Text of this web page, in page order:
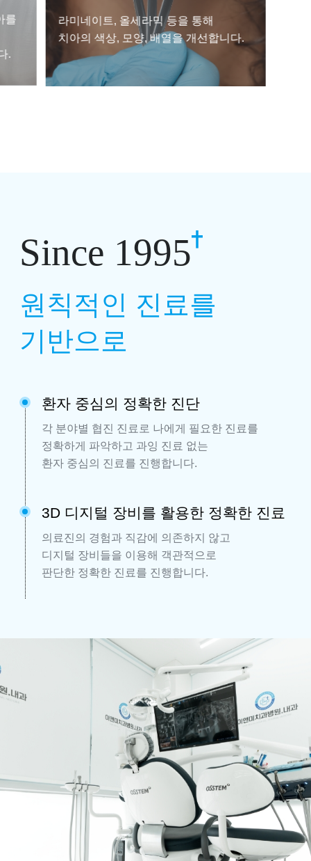
를
.
라미네이트, 올세라믹 등을 통해
치아의 색상, 모양, 배열을 개선합니다.
Since 1995
원칙적인 진료를
기반으로
환자 중심의 정확한 진단
각 분야별 협진 진료로 나에게 필요한 진료를
정확하게 파악하고 과잉 진료 없는
환자 중심의 진료를 진행합니다.
3D 디지털 장비를 활용한 정확한 진료
의료진의 경험과 직감에 의존하지 않고
디지털 장비들을 이용해 객관적으로
판단한 정확한 진료를 진행합니다.